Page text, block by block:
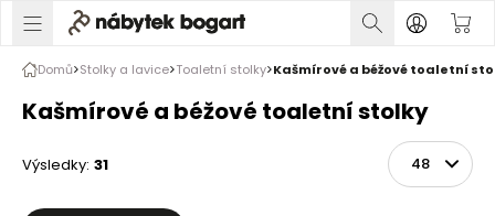
Domů Stolky a lavice Toaletní stolky Kašmírové a béžové toaletní
Kašmírové a béžové toaletní stolky
Řadit
Výsledky: 31 Na stránce